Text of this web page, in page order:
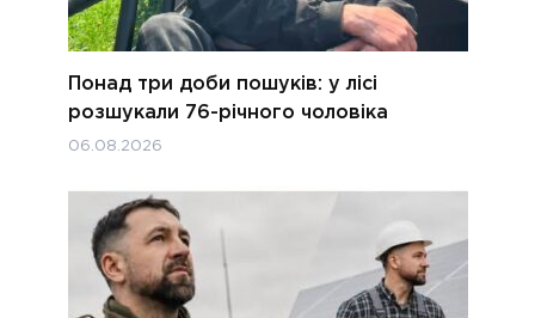
Понад три доби пошуків: у лісі
розшукали 76-річного чоловіка
06.08.2026